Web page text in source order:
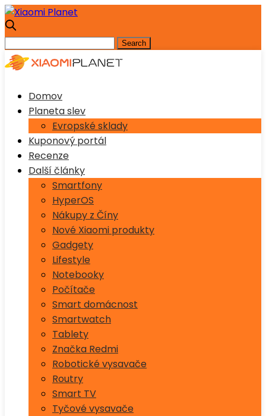
Domov
Planeta slev
Evropské sklady
Kuponový portál
Recenze
Další články
Smartfony
HyperOS
Nákupy z Číny
Nové Xiaomi produkty
Gadgety
Lifestyle
Notebooky
Počítače
Smart domácnost
Smartwatch
Tablety
Značka Redmi
Robotické vysavače
Routry
Smart TV
Tyčové vysavače